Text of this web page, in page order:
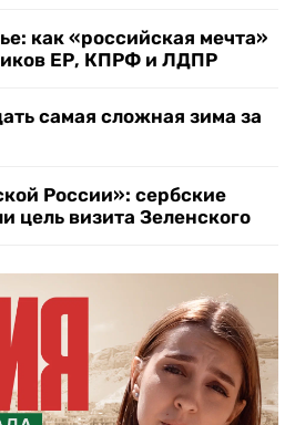
как «российская мечта»
ЕР, КПРФ и ЛДПР
самая сложная зима за
России»: сербские
цель визита Зеленского